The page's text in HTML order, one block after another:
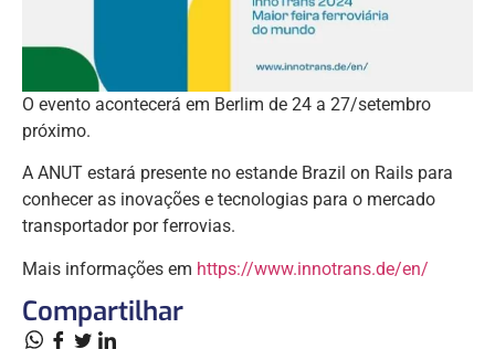
O evento acontecerá em Berlim de 24 a 27/setembro
próximo.
A ANUT estará presente no estande Brazil on Rails para
conhecer as inovações e tecnologias para o mercado
transportador por ferrovias.
Mais informações em https://www.innotrans.de/en/
Compartilhar